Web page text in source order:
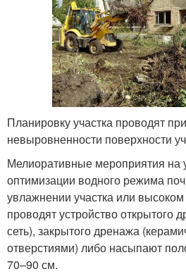
Планировку участка проводят
невыровненности поверхности
Мелиоративные мероприятия на
оптимизации водного режима
увлажнении участка или
проводят устройство открытого
сеть), закрытого дренажа
отверстиями) либо насыпают
70–90 см.